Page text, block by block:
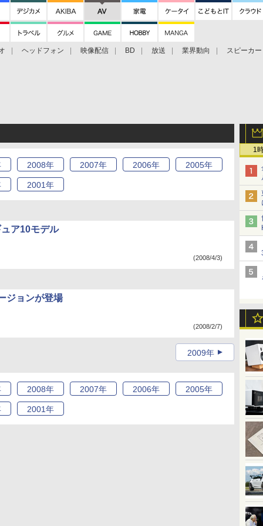
ヘッドフォン 映像配信 BD 放送 業界動向
スピーカー
1
2008年 2007年 2006年 2005年
2001年
ア10モデル
(2008/4/3)
ジョンが登場
(2008/2/7)
2009年
2008年 2007年 2006年 2005年
2001年